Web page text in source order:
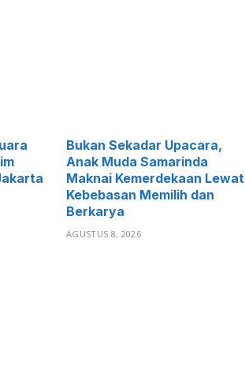
Bukan Sekadar Upacara,
Anak Muda Samarinda
Maknai Kemerdekaan Lewat
Kebebasan Memilih dan
Berkarya
AGUSTUS 8, 2026